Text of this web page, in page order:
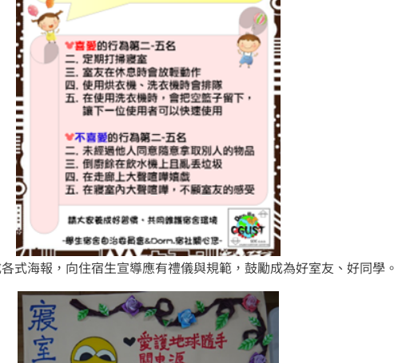
式海報，向住宿生宣導應有禮儀與規範，鼓勵成為好室友、好同學。